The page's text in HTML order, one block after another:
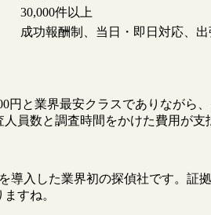
30,000件以上
成功報酬制、当日・即日対応、
円と業界最安クラスでありなが
員数と調査時間をかけた費用が支
を導入した業界初の探偵社です。証
すね。